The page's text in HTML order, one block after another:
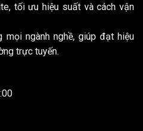
tối ưu hiệu suất và cách vận
ngành nghề, giúp đạt hiệu
trực tuyến.